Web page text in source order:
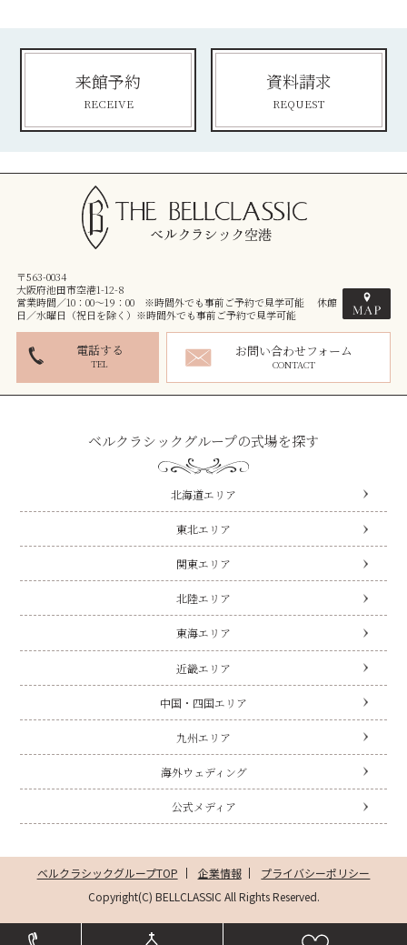
来館予約
RECEIVE
資料請求
REQUEST
〒563-0034
大阪府池田市空港1-12-8
営業時間／10：00～19：00 ※時間外でも事前ご予約で見学可能 休館
日／水曜日（祝日を除く）※時間外でも事前ご予約で見学可能
電話する
TEL
お問い合わせフォーム
CONTACT
ベルクラシックグループの式場を探す
北海道エリア
東北エリア
関東エリア
北陸エリア
東海エリア
近畿エリア
中国・四国エリア
九州エリア
海外ウェディング
公式メディア
ベルクラシックグループTOP 企業情報
プライバシーポリシー
Copyright(C) BELLCLASSIC All Rights Reserved.